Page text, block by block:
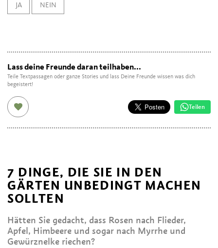
JA NEIN
Lass deine Freunde daran teilhaben...
Teile Textpassagen oder ganze Stories und lass Deine Freunde wissen was dich
begeistert!
Teilen
7 DINGE, DIE SIE IN DEN
GÄRTEN UNBEDINGT MACHEN
SOLLTEN
Hätten Sie gedacht, dass Rosen nach Flieder,
Apfel, Himbeere und sogar nach Myrrhe und
Gewürznelke riechen?